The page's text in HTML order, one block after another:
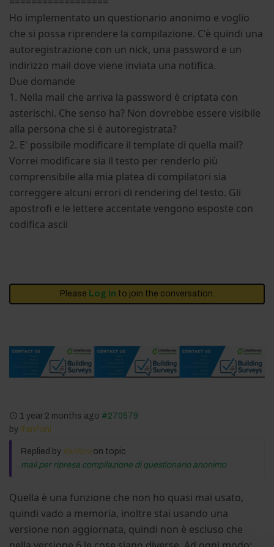
Ho implementato un questionario anonimo e voglio
che si possa riprendere la compilazione. C'è quindi una
autoregistrazione con un nick, una password e un
indirizzo mail dove viene inviata una notifica.
Due domande
1. Nella mail che arriva la password è criptata con
asterischi. Che senso ha? Non dovrebbe essere visibile
alla persona che si è autoregistrata?
2. E' possibile modificare il template di quella mail?
Vorrei modificare sia il testo per renderlo più
comprensibile alla mia platea di compilatori sia
correggere alcuni errori di rendering del testo. Gli
apostrofi e le lettere accentate vengono esposte con
codifica ascii
Please Log in to join the conversation.
1 year 2 months ago #270579
by lfanfoni
Replied by lfanfonion topic
mail per ripresa compilazione di questionario anonimo
Quella è una funzione che non ho quasi mai usato,
quindi vado a memoria, inoltre stai usando una
versione non aggiornata, quindi non è escluso che